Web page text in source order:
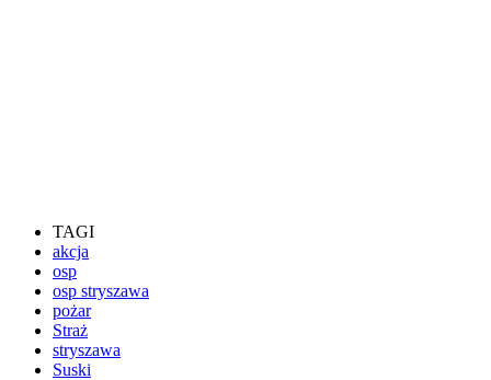
TAGI
akcja
osp
osp stryszawa
pożar
Straż
stryszawa
Suski